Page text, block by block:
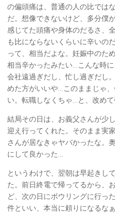
の偏頭痛は、普通の人の比では
だ。想像できないけど、多分僕
感じてた頭痛や身体のだるさ、
も比にならないくらいに辛いの
って、相当だよな。妊娠中のた
相当辛かったみたい…こんな時
会社遠過ぎだし、忙し過ぎだし
めた方がいいや…このままじゃ
い。転職しなくちゃ…と、改め
結局その日は、お義父さんが少
迎え行ってくれた。そのまま実
さんが居なきゃヤバかったな。
にして良かった…
というわけで、翌朝は早起きし
た。前日終電で帰ってるから、
ど、次の日にボウリングに行っ
件といい、本当に頼りになるな